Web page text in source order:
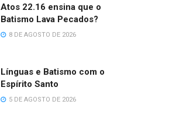
Atos 22.16 ensina que o
Batismo Lava Pecados?
8 DE AGOSTO DE 2026
Línguas e Batismo com o
Espírito Santo
5 DE AGOSTO DE 2026